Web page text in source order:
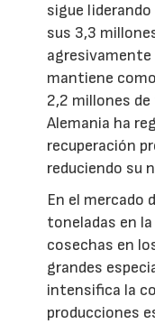
sigue
sus 3,3
mantiene
2,2 millones
Alemania ha
recuperación
reduciendo su
En el mercado
toneladas en
cosechas en
grandes
intensifica la
producciones